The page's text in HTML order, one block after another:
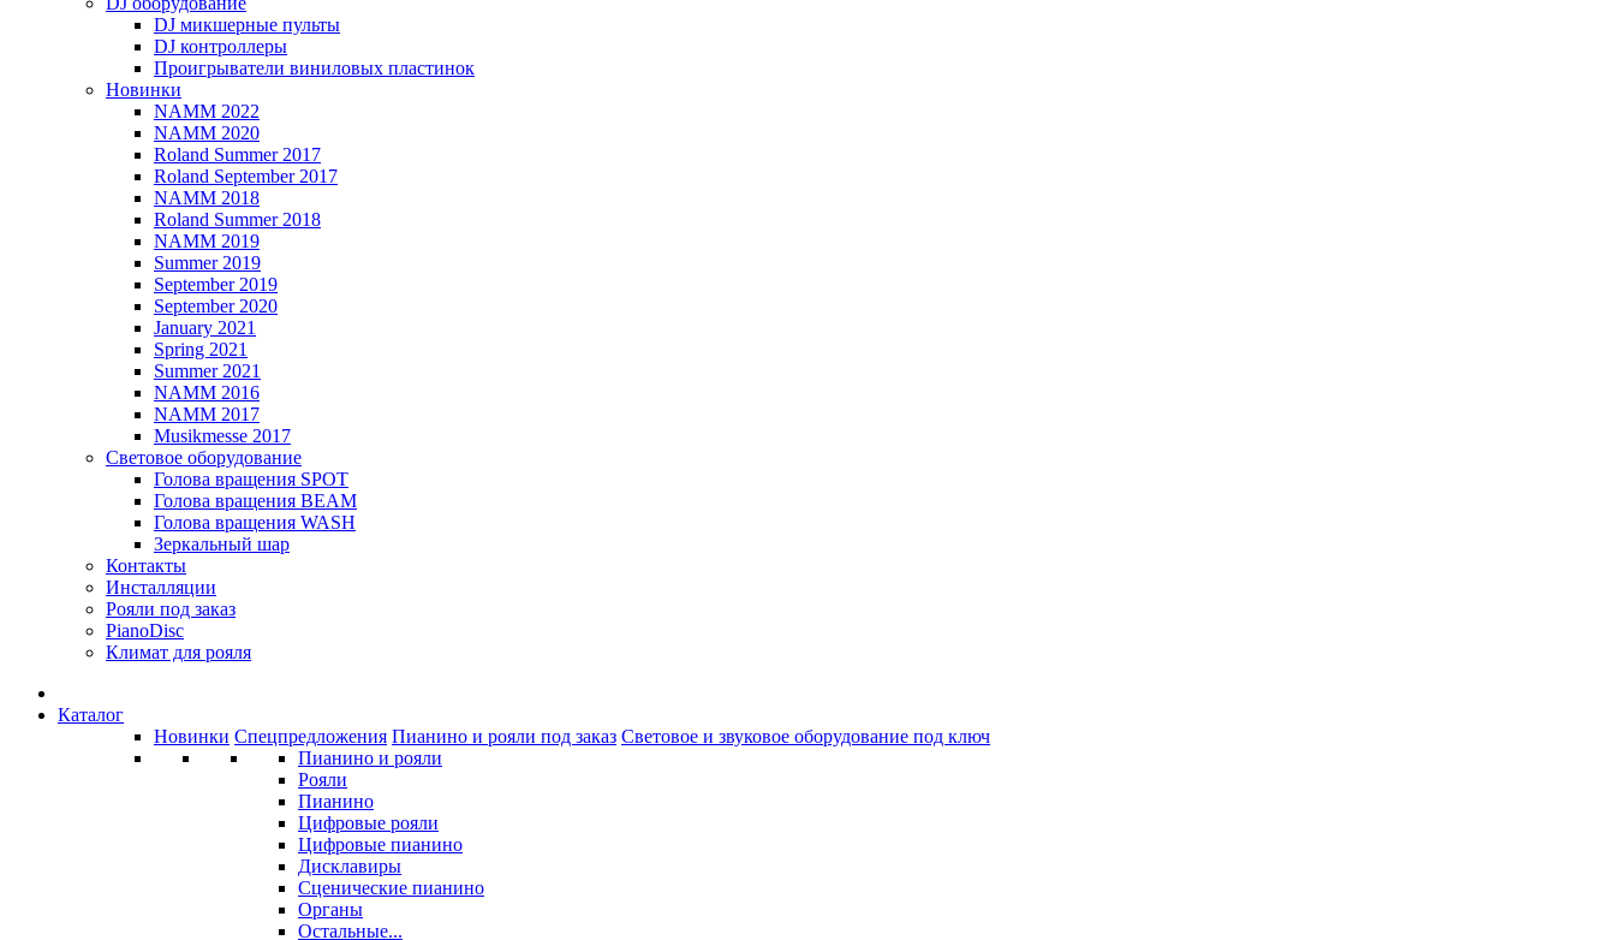
DJ микшерные пульты
DJ контроллеры
Проигрыватели виниловых пластинок
Новинки
NAMM 2022
NAMM 2020
Roland Summer 2017
Roland September 2017
NAMM 2018
Roland Summer 2018
NAMM 2019
Summer 2019
September 2019
September 2020
January 2021
Spring 2021
Summer 2021
NAMM 2016
NAMM 2017
Musikmesse 2017
Световое оборудование
Голова вращения SPOT
Голова вращения BEAM
Голова вращения WASH
Зеркальный шар
Контакты
Инсталляции
Рояли под заказ
PianoDisc
Климат для рояля
Каталог
Новинки Спецпредложения Пианино и рояли под заказ Световое и звуковое оборудование под ключ
Пианино и рояли
Рояли
Пианино
Цифровые рояли
Цифровые пианино
Дисклавиры
Сценические пианино
Органы
Остальные...